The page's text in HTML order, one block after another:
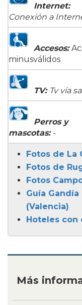
Internet:
Conexión a
Accesos:
minusválidos
TV: Tv vía
Perros y
mascotas:-
Fotos de La
Fotos de
Fotos
Guía
(Valencia)
Hoteles con
Más